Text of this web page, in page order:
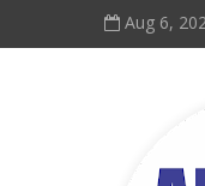
Aug 6,